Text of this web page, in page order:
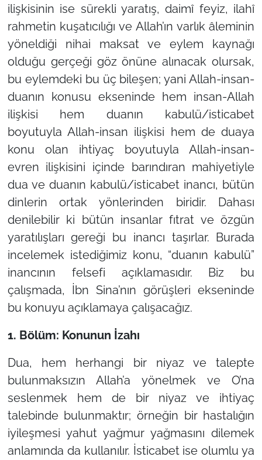
ilişkisinin ise sürekli yaratış, daimî feyiz, ilahî
rahmetin kuşatıcılığı ve Allah’ın varlık âleminin
yöneldiği nihai maksat ve eylem kaynağı
olduğu gerçeği göz önüne alınacak olursak,
bu eylemdeki bu üç bileşen; yani Allah-insan-
duanın konusu ekseninde hem insan-Allah
ilişkisi hem duanın kabulü/isticabet
boyutuyla Allah-insan ilişkisi hem de duaya
konu olan ihtiyaç boyutuyla Allah-insan-
evren ilişkisini içinde barındıran mahiyetiyle
dua ve duanın kabulü/isticabet inancı, bütün
dinlerin ortak yönlerinden biridir. Dahası
denilebilir ki bütün insanlar fıtrat ve özgün
yaratılışları gereği bu inancı taşırlar. Burada
incelemek istediğimiz konu, “duanın kabulü”
inancının felsefi açıklamasıdır. Biz bu
çalışmada, İbn Sina’nın görüşleri ekseninde
bu konuyu açıklamaya çalışacağız.
1. Bölüm: Konunun İzahı
Dua, hem herhangi bir niyaz ve talepte
bulunmaksızın Allah’a yönelmek ve O’na
seslenmek hem de bir niyaz ve ihtiyaç
talebinde bulunmaktır; örneğin bir hastalığın
iyileşmesi yahut yağmur yağmasını dilemek
anlamında da kullanılır. İsticabet ise olumlu ya